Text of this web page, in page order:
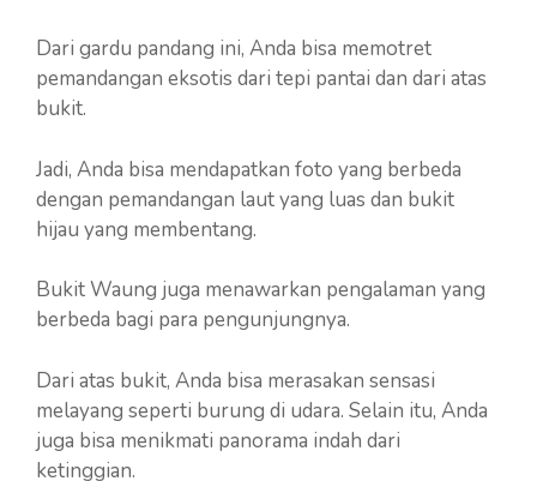
Dari gardu pandang ini, Anda bisa memotret
pemandangan eksotis dari tepi pantai dan dari atas
bukit.
Jadi, Anda bisa mendapatkan foto yang berbeda
dengan pemandangan laut yang luas dan bukit
hijau yang membentang.
Bukit Waung juga menawarkan pengalaman yang
berbeda bagi para pengunjungnya.
Dari atas bukit, Anda bisa merasakan sensasi
melayang seperti burung di udara. Selain itu, Anda
juga bisa menikmati panorama indah dari
ketinggian.